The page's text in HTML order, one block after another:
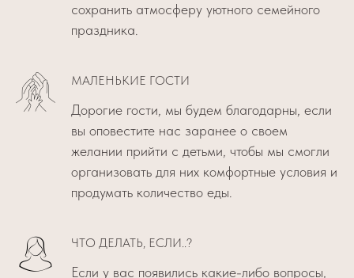
сохранить атмосферу уютного семейного
праздника.
МАЛЕНЬКИЕ ГОСТИ
Дорогие гости, мы будем благодарны, если
вы оповестите нас заранее о своем
желании прийти с детьми, чтобы мы смогли
организовать для них комфортные условия и
продумать количество еды.
ЧТО ДЕЛАТЬ, ЕСЛИ..?
Если у вас появились какие-либо вопросы,